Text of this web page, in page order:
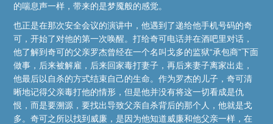
的喘息声一样，带来的是梦魇般的感觉。
也正是在那次安全会议的演讲中，他遇到了递给他手机号码的奇
可，开始了对他的第一次唤醒。打给奇可电话并在酒吧里对话，
他了解到奇可的父亲罗杰曾经在一个名叫戈多的监狱“承包商”下面
做事，后来被解雇，后来回家毒打妻子，再后来妻子离家出走，
他最后以自杀的方式结束自己的生命。作为罗杰的儿子，奇可清
晰地记得父亲毒打他的情形，但是他并没有将这一切看成是仇
恨，而是要溯源，要找出导致父亲自杀背后的那个人，他就是戈
多。奇可之所以找到威廉，是因为他知道威廉和他父亲一样，在